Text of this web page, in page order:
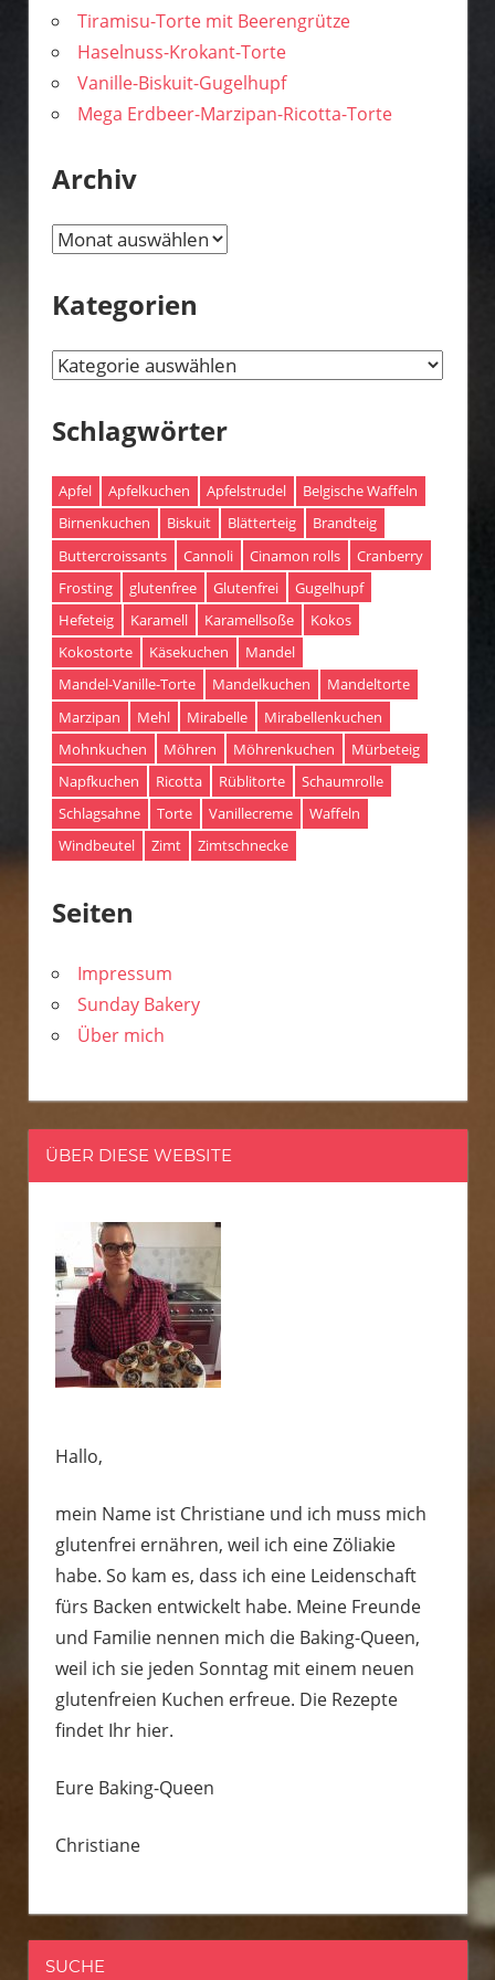
Tiramisu-Torte mit Beerengrütze
Haselnuss-Krokant-Torte
Vanille-Biskuit-Gugelhupf
Mega Erdbeer-Marzipan-Ricotta-Torte
Archiv
Archiv
Kategorien
Kategorien
Schlagwörter
Apfel Apfelkuchen Apfelstrudel
Belgische Waffeln
Birnenkuchen
Biskuit Blätterteig
Brandteig
Buttercroissants
Cannoli Cinamon rolls
Cranberry
Frosting
glutenfree Glutenfrei
Gugelhupf
Hefeteig
Karamell Karamellsoße
Kokos
Kokostorte
Käsekuchen
Mandel
Mandel-Vanille-Torte
Mandelkuchen
Mandeltorte
Marzipan
Mehl Mirabelle
Mirabellenkuchen
Mohnkuchen
Möhren Möhrenkuchen
Mürbeteig
Napfkuchen
Ricotta Rüblitorte
Schaumrolle
Schlagsahne
Torte Vanillecreme
Waffeln
Windbeutel
Zimt Zimtschnecke
Seiten
Impressum
Sunday Bakery
Über mich
ÜBER DIESE WEBSITE
Hallo,
mein Name ist Christiane und ich muss mich
glutenfrei ernähren, weil ich eine Zöliakie
habe. So kam es, dass ich eine Leidenschaft
fürs Backen entwickelt habe. Meine Freunde
und Familie nennen mich die Baking-Queen,
weil ich sie jeden Sonntag mit einem neuen
glutenfreien Kuchen erfreue. Die Rezepte
findet Ihr hier.
Eure Baking-Queen
Christiane
SUCHE